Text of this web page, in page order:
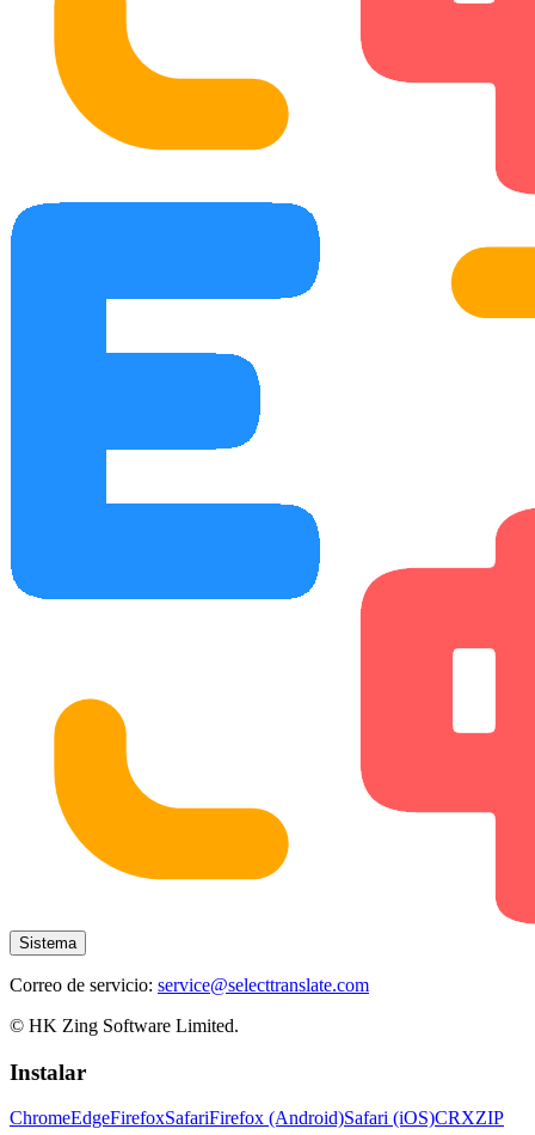
Sistema
Correo de servicio: service@selecttranslate.com
© HK Zing Software Limited.
Instalar
ChromeEdgeFirefoxSafariFirefox (Android)Safari (iOS)CRXZIP